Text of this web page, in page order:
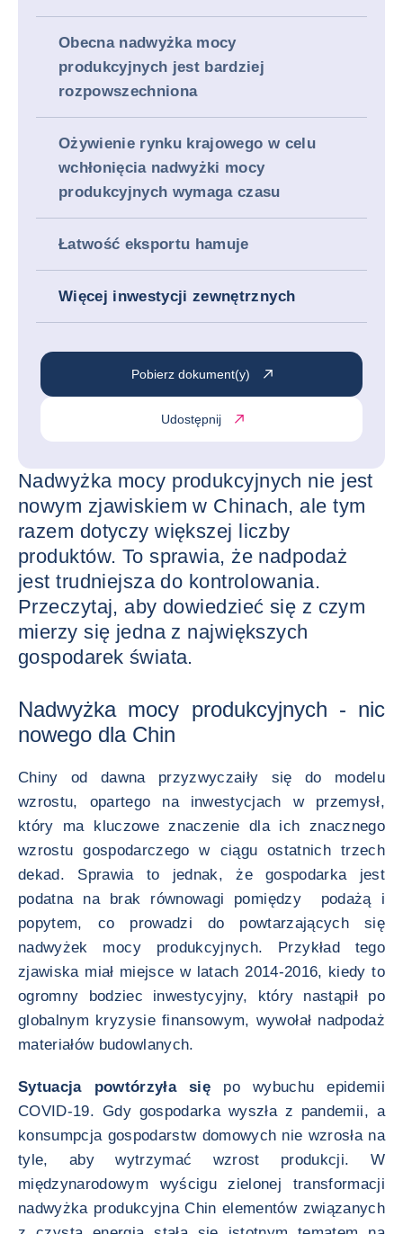
Obecna nadwyżka mocy
produkcyjnych jest bardziej
rozpowszechniona
Ożywienie rynku krajowego w celu
wchłonięcia nadwyżki mocy
produkcyjnych wymaga czasu
Łatwość eksportu hamuje
Więcej inwestycji zewnętrznych
Pobierz dokument(y)
Udostępnij
Nadwyżka mocy produkcyjnych nie jest
nowym zjawiskiem w Chinach, ale tym
razem dotyczy większej liczby
produktów. To sprawia, że nadpodaż
jest trudniejsza do kontrolowania.
Przeczytaj, aby dowiedzieć się z czym
mierzy się jedna z największych
gospodarek świata.
Nadwyżka mocy produkcyjnych - nic
nowego dla Chin
Chiny od dawna przyzwyczaiły się do modelu
wzrostu, opartego na inwestycjach w przemysł,
który ma kluczowe znaczenie dla ich znacznego
wzrostu gospodarczego w ciągu ostatnich trzech
dekad. Sprawia to jednak, że gospodarka jest
podatna na brak równowagi pomiędzy podażą i
popytem, co prowadzi do powtarzających się
nadwyżek mocy produkcyjnych. Przykład tego
zjawiska miał miejsce w latach 2014-2016, kiedy to
ogromny bodziec inwestycyjny, który nastąpił po
globalnym kryzysie finansowym, wywołał nadpodaż
materiałów budowlanych.
Sytuacja powtórzyła się po wybuchu epidemii
COVID-19. Gdy gospodarka wyszła z pandemii, a
konsumpcja gospodarstw domowych nie wzrosła na
tyle, aby wytrzymać wzrost produkcji. W
międzynarodowym wyścigu zielonej transformacji
nadwyżka produkcyjna Chin elementów związanych